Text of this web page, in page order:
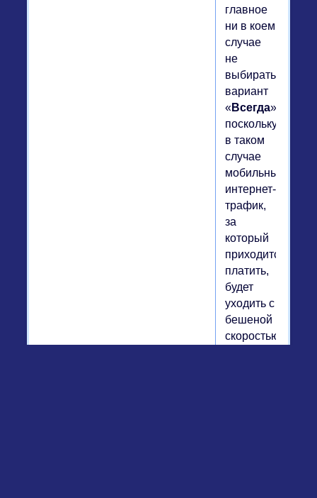
главное
ни в коем
случае
не
выбирать
вариант
«Всегда»,
поскольку
в таком
случае
мобильный
интернет-
трафик,
за
который
приходится
платить,
будет
уходить с
бешеной
скоростью.